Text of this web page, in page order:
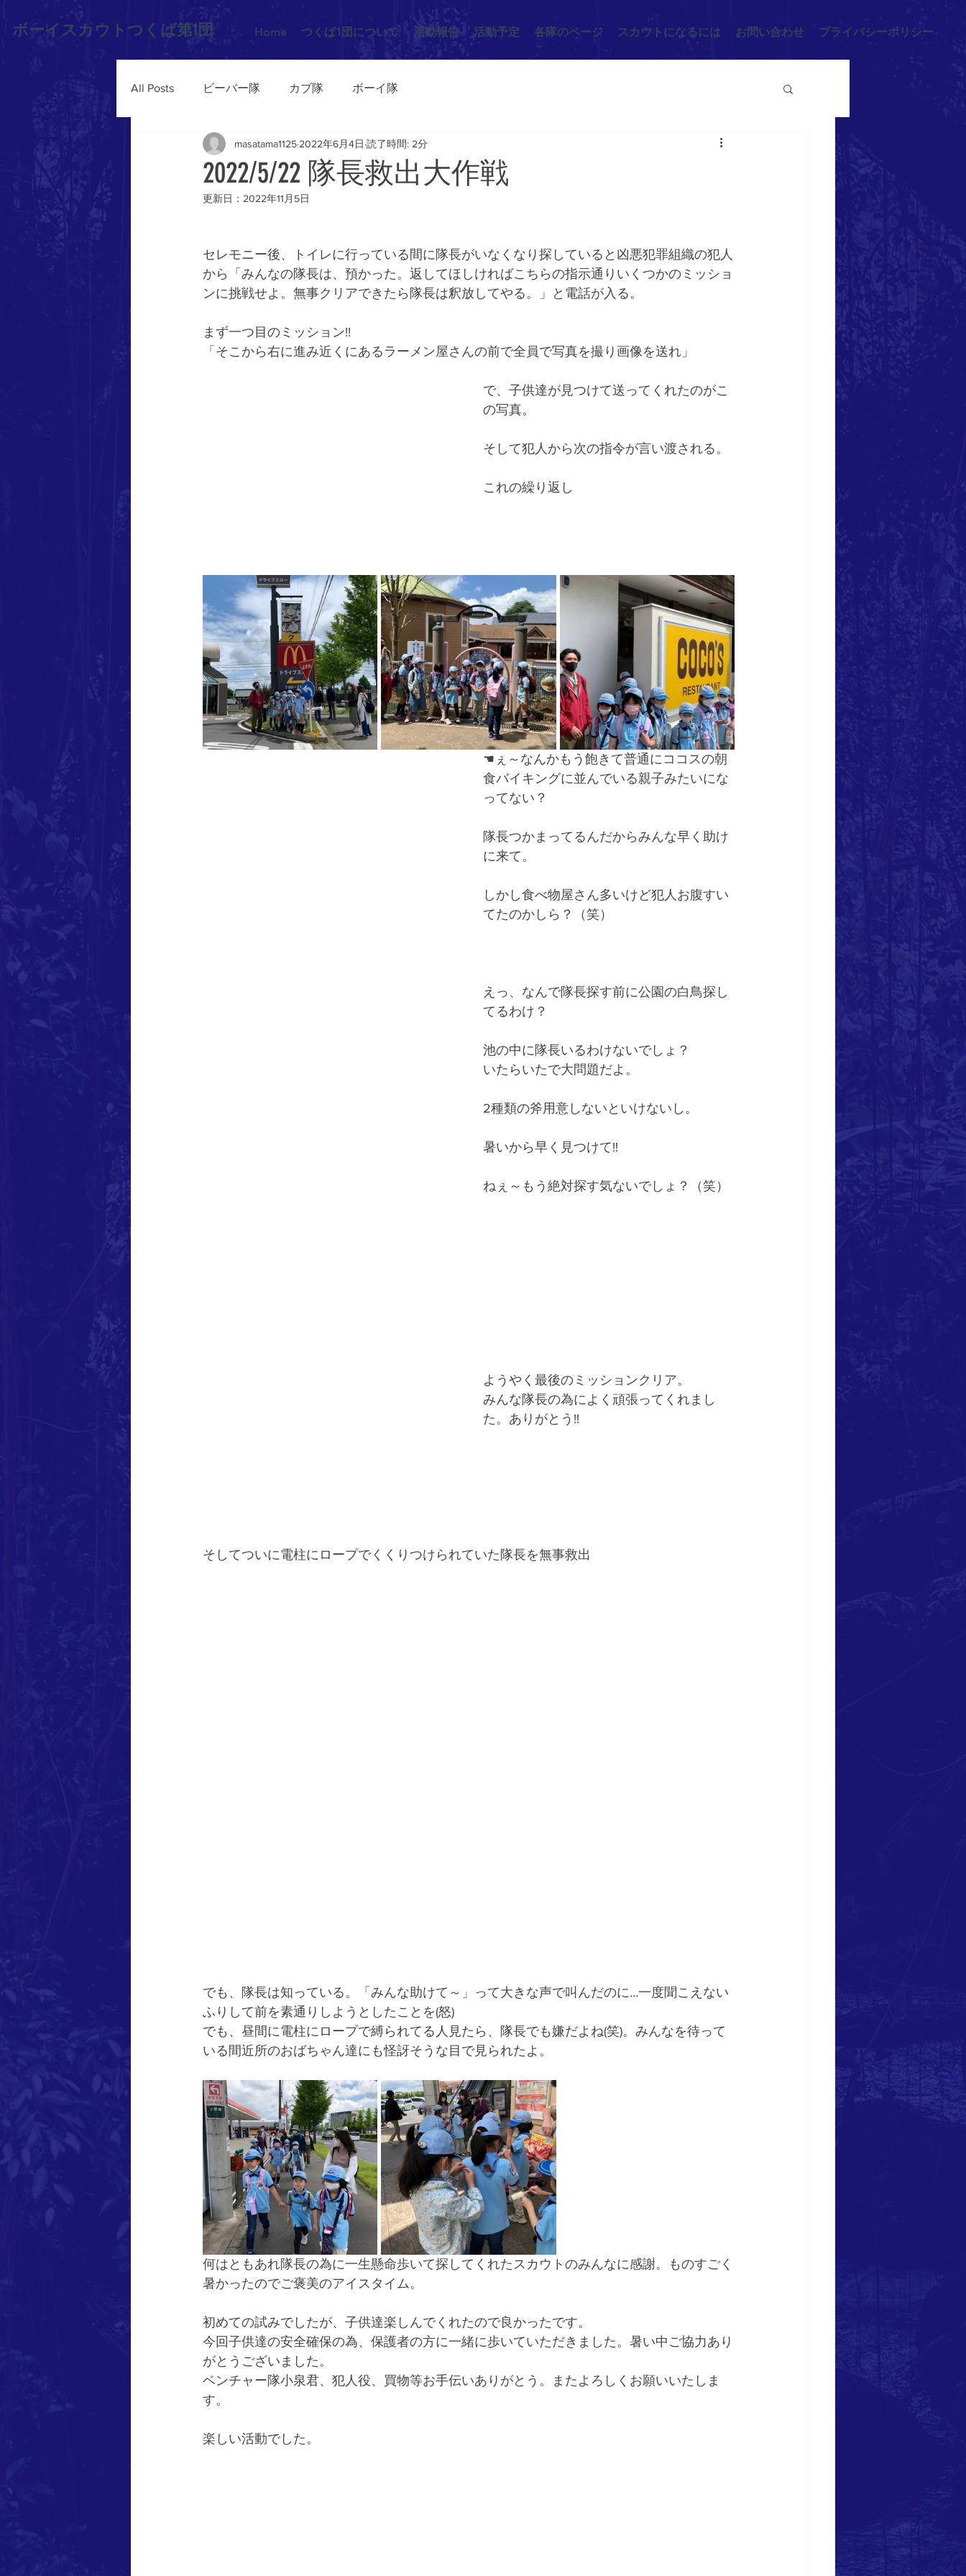
ボーイスカウトつくば第1団 Home つくば1団について 活動報告 活動予定 各隊のページ スカウトになるには お問い合わせ プライバシーポリシー
All Posts ビーバー隊 カブ隊 ボーイ隊
2022/5/22 隊長救出大作戦
masatama1125 2022年6月4日 読了時間: 2分
更新日： 2022年11月5日
セレモニー後、トイレに行っている間に隊長がいなくなり探していると凶悪犯罪組織の犯人
から「みんなの隊長は、預かった。返してほしければこちらの指示通りいくつかのミッショ
ンに挑戦せよ。無事クリアできたら隊長は釈放してやる。」と電話が入る。
まず一つ目のミッション!!
「そこから右に進み近くにあるラーメン屋さんの前で全員で写真を撮り画像を送れ」
で、子供達が見つけて送ってくれたのがこ
の写真。
そして犯人から次の指令が言い渡される。
これの繰り返し
☚ぇ～なんかもう飽きて普通にココスの朝
食バイキングに並んでいる親子みたいにな
ってない？
隊長つかまってるんだからみんな早く助け
に来て。
しかし食べ物屋さん多いけど犯人お腹すい
てたのかしら？（笑）
えっ、なんで隊長探す前に公園の白鳥探し
てるわけ？
池の中に隊長いるわけないでしょ？
いたらいたで大問題だよ。
2種類の斧用意しないといけないし。
暑いから早く見つけて!!
ねぇ～もう絶対探す気ないでしょ？（笑）
ようやく最後のミッションクリア。
みんな隊長の為によく頑張ってくれまし
た。ありがとう!!
そしてついに電柱にロープでくくりつけられていた隊長を無事救出
でも、隊長は知っている。「みんな助けて～」って大きな声で叫んだのに…一度聞こえない
ふりして前を素通りしようとしたことを(怒)
でも、昼間に電柱にロープで縛られてる人見たら、隊長でも嫌だよね(笑)。みんなを待って
いる間近所のおばちゃん達にも怪訝そうな目で見られたよ。
何はともあれ隊長の為に一生懸命歩いて探してくれたスカウトのみんなに感謝。ものすごく
暑かったのでご褒美のアイスタイム。
初めての試みでしたが、子供達楽しんでくれたので良かったです。
今回子供達の安全確保の為、保護者の方に一緒に歩いていただきました。暑い中ご協力あり
がとうございました。
ベンチャー隊小泉君、犯人役、買物等お手伝いありがとう。またよろしくお願いいたしま
す。
楽しい活動でした。